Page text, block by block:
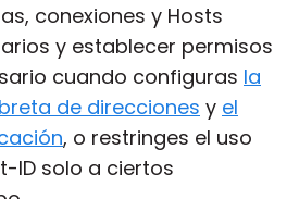
conexiones y Hosts
y establecer permisos
cuando configuras la
de direcciones y el
, o restringes el uso
ID solo a ciertos